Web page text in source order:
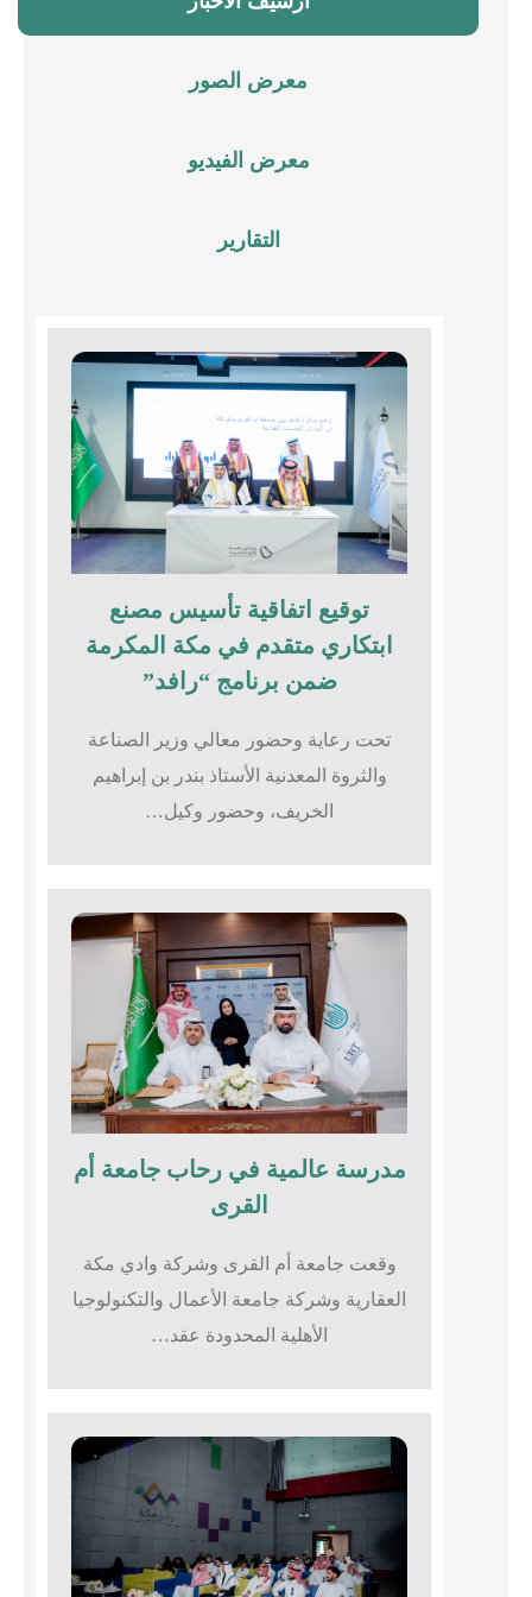
معرض الصور
معرض الفيديو
التقارير
توقيع اتفاقية تأسيس مصنع
ابتكاري متقدم في مكة المكرمة
ضمن برنامج “رافد”
تحت رعاية وحضور معالي وزير الصناعة
والثروة المعدنية الأستاذ بندر بن إبراهيم
الخريف، وحضور وكيل…
مدرسة عالمية في رحاب جامعة أم
القرى​
وقعت جامعة أم القرى وشركة وادي مكة
العقارية وشركة جامعة الأعمال والتكنولوجيا
الأهلية المحدودة عقد…